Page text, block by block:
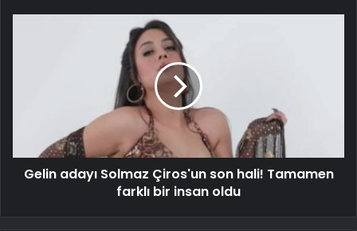
Gelin adayı Solmaz Çiros'un son hali! Tamamen
farklı bir insan oldu